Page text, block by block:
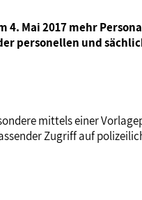
Mai 2017 mehr
personellen und
mittels einer
Zugriff auf